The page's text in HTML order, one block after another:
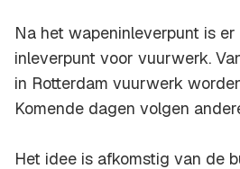
Na het wapeninleverpunt is er
inleverpunt voor vuurwerk.
in Rotterdam vuurwerk
Komende dagen volgen
Het idee is afkomstig van de